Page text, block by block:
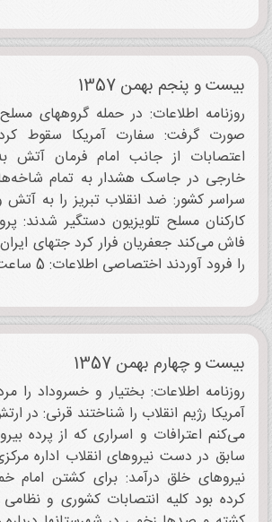
بیست و پنجم بهمن 1357
روزنامه اطلاعات: در حمله گروههای
صورت گرفت: سفارت آمریکا سقوط کرد
اعتصابات از جانب امام فرمان آتش به
خارجی در جاسک هشدار به تمام
سراسر کشور: ضد انقلاب تبریز را به
کارکنان مسلح تلویزیون دستگیر شدند:
فاش می‌کند جعفریان فرار کرد جتهای ایران
را فرود آوردند اختصاصی اطلاعات: 5 ساعت پر...
بیست و چهارم بهمن 1357
روزنامه اطلاعات: بختیار و خسروداد را
آمریکا رژیم انقلاب را شناختند قرنی: در
می‌کنم اعترافات و اسراری که از پرده
سابق در دست نیروهای انقلاب اداره
نیروهای خلق درآمد: برای کشتن امام